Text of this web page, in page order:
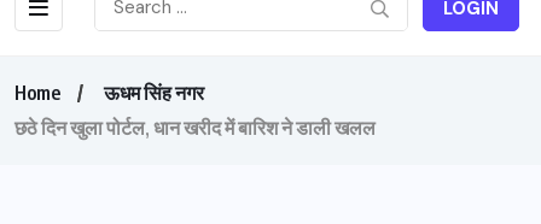
LOGIN
Home
ऊधम सिंह नगर
छठे दिन खुला पोर्टल, धान खरीद में बारिश ने डाली खलल